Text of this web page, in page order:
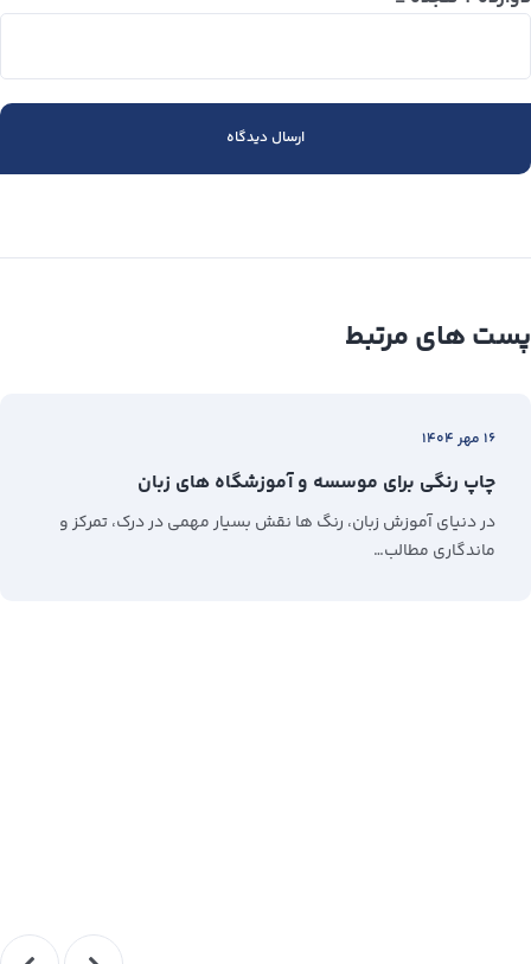
پست های مرتبط
۱۶ مهر ۱۴۰۴
چاپ رنگی برای موسسه و آموزشگاه های زبان
در دنیای آموزش زبان، رنگ‌ ها نقش بسیار مهمی در درک، تمرکز و
ماندگاری مطالب…